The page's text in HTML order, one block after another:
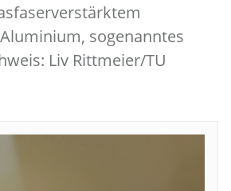
sogenanntes
Liv Rittmeier/TU